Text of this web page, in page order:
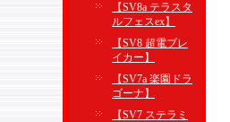
【SV8a テラスタ
ルフェスex】
【SV8 超電ブレ
イカー】
【SV7a 楽園ドラ
ゴーナ】
【SV7 ステラミ